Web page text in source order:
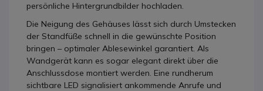
persönliche Hintergrundbilder hochladen.
Die Neigung des Gehäuses lässt sich durch Umstecken
der Standfüße schnell in die gewünschte Position
bringen – optimaler Ablesewinkel garantiert. Als
Wandgerät kann es sogar elegant direkt über die
Anschlussdose montiert werden. Eine rundherum
sichtbare LED signalisiert ankommende Anrufe und